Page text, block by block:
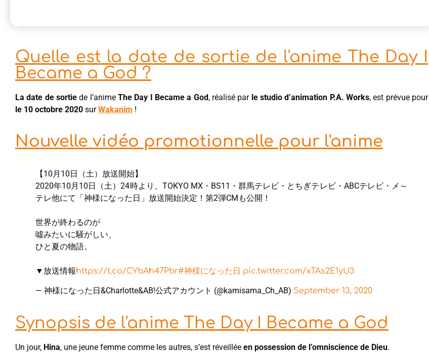
Quelle est la date de sortie de l'anime The Day I
Became a God ?
La date de sortie de l’anime The Day I Became a God , réalisé par le studio d’animation P.A. Works, est prévue pour
le 10 octobre 2020 surWakanim !
Nouvelle vidéo promotionnelle pour l'anime
【10月10日（土）放送開始】
2020年10月10日（土）24時より、TOKYO MX・BS11・群馬テレビ・とちぎテレビ・ABCテレビ・メ～
テレ他にて「神様になった日」放送開始決定！第2弾CMも公開！
世界が終わるのが
噓みたいに騒がしい、
ひと夏の物語。
▼放送情報https://t.co/CYbAh47Pbr#神様になった日 pic.twitter.com/xTAs2E1yU3
— 神様になった日&Charlotte&AB!公式アカウント (@kamisama_Ch_AB) September 13, 2020
Synopsis de l'anime The Day I Became a God
Un jour, Hina, une jeune femme comme les autres, s’est réveillée en possession de l’omniscience de Dieu.